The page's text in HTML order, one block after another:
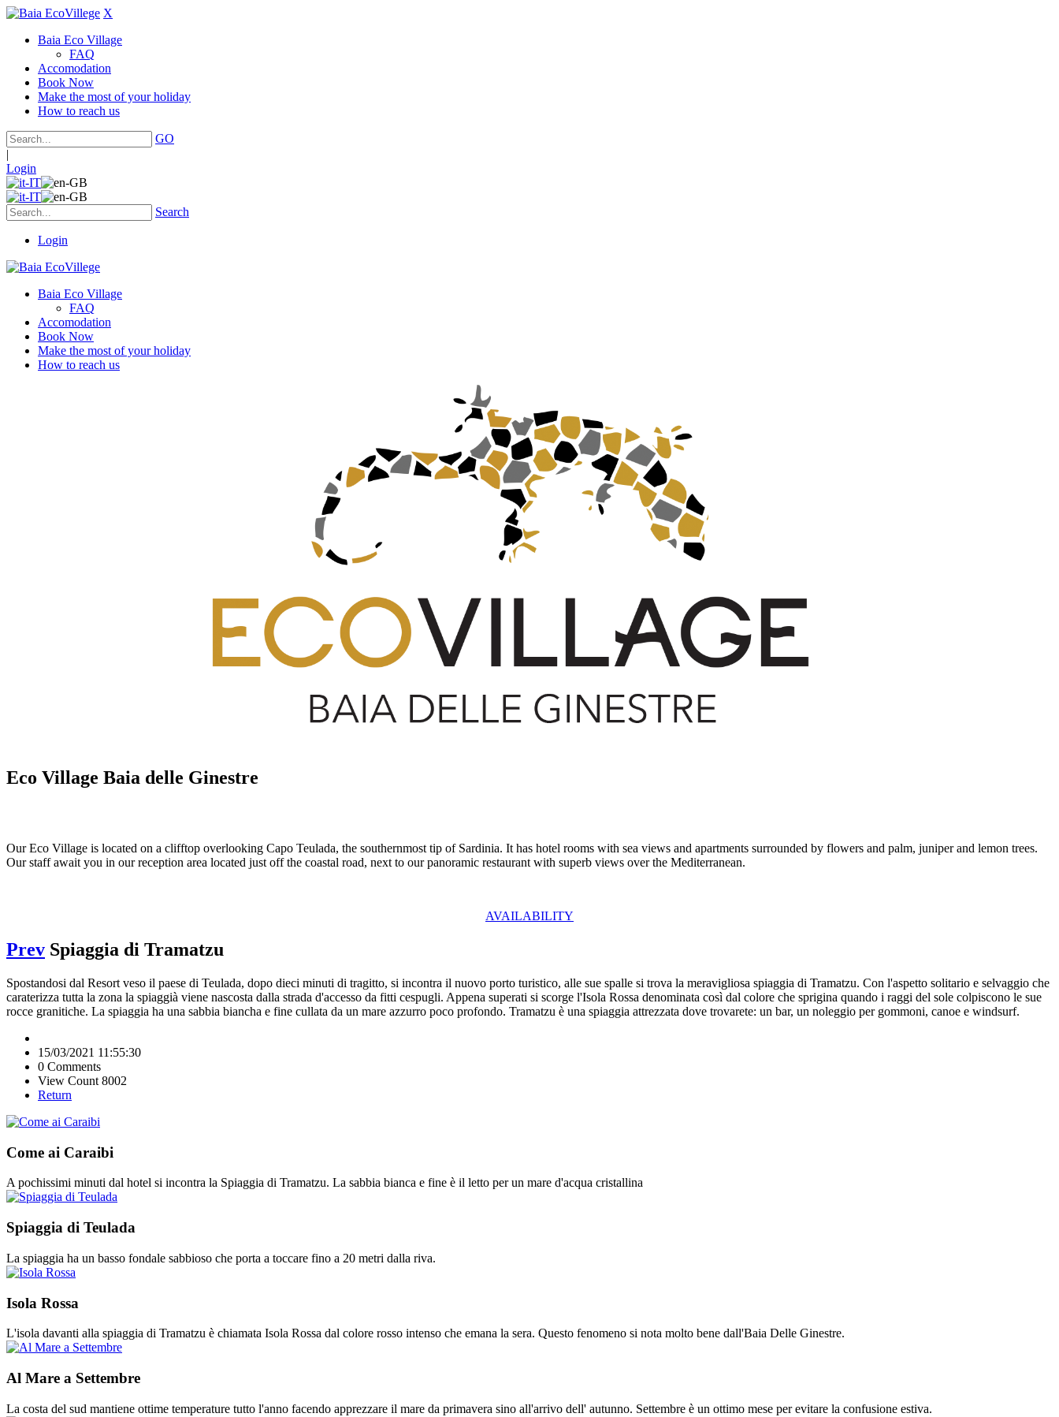
X
Baia Eco Village
FAQ
Accomodation
Book Now
Make the most of your holiday
How to reach us
GO
|
Login
Search
Login
Baia Eco Village
FAQ
Accomodation
Book Now
Make the most of your holiday
How to reach us
Eco Village Baia delle Ginestre
Our Eco Village is located on a clifftop overlooking Capo Teulada, the southernmost tip of Sardinia. It has hotel rooms with sea views and apartments surrounded by flowers and palm, juniper and lemon trees.
Our staff await you in our reception area located just off the coastal road, next to our panoramic restaurant with superb views over the Mediterranean.
AVAILABILITY
Prev Spiaggia di Tramatzu
Spostandosi dal Resort veso il paese di Teulada, dopo dieci minuti di tragitto, si incontra il nuovo porto turistico, alle sue spalle si trova la meravigliosa spiaggia di Tramatzu. Con l'aspetto solitario e selvaggio che
caraterizza tutta la zona la spiaggià viene nascosta dalla strada d'accesso da fitti cespugli. Appena superati si scorge l'Isola Rossa denominata così dal colore che sprigina quando i raggi del sole colpiscono le sue
rocce granitiche. La spiaggia ha una sabbia biancha e fine cullata da un mare azzurro poco profondo. Tramatzu è una spiaggia attrezzata dove trovarete: un bar, un noleggio per gommoni, canoe e windsurf.
15/03/2021 11:55:30
0 Comments
View Count 8002
Return
Come ai Caraibi
A pochissimi minuti dal hotel si incontra la Spiaggia di Tramatzu. La sabbia bianca e fine è il letto per un mare d'acqua cristallina
Spiaggia di Teulada
La spiaggia ha un basso fondale sabbioso che porta a toccare fino a 20 metri dalla riva.
Isola Rossa
L'isola davanti alla spiaggia di Tramatzu è chiamata Isola Rossa dal colore rosso intenso che emana la sera. Questo fenomeno si nota molto bene dall'Baia Delle Ginestre.
Al Mare a Settembre
La costa del sud mantiene ottime temperature tutto l'anno facendo apprezzare il mare da primavera sino all'arrivo dell' autunno. Settembre è un ottimo mese per evitare la confusione estiva.